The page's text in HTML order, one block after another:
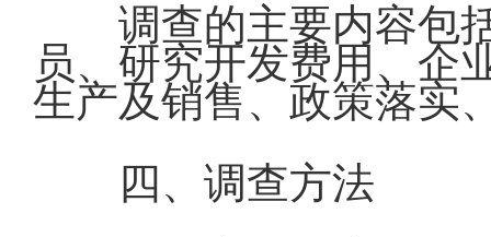
调查的主要内容包
员、研究开发费用、企
生产及销售、政策落实
四、调查方法